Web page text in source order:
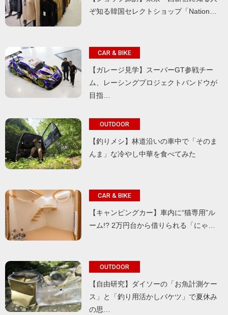
ぞ知る韓国セレクトショップ「Nation…
CAR & BIKE
【ガレージ見学】スーパーGT参戦チー
ム、レーシングプロジェクトバンドウが
目指…
OUTDOOR
【釣りメシ】林道沿いの車中で「そのま
んま」な冷やし中華を食べてみた
CAR & BIKE
【キャンピングカー】車内に“猫専用”ル
ーム!? 2万円台から借りられる「にゃ…
OUTDOOR
【自由研究】ダイソーの「お魚計測ケー
ス」と「釣り用活かしバケツ」で夏休み
の思…